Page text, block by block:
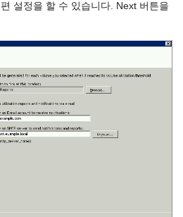
설정을 할 수 있습니다. Next 버튼을